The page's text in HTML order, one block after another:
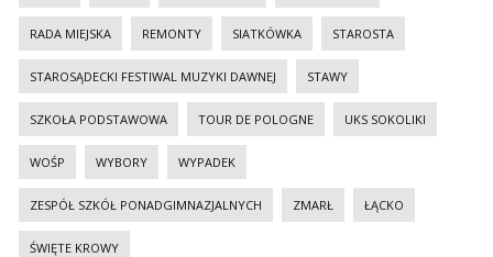
RADA MIEJSKA REMONTY SIATKÓWKA STAROSTA
STAROSĄDECKI FESTIWAL MUZYKI DAWNEJ STAWY
SZKOŁA PODSTAWOWA TOUR DE POLOGNE UKS SOKOLIKI
WOŚP WYBORY WYPADEK
ZESPÓŁ SZKÓŁ PONADGIMNAZJALNYCH ZMARŁ ŁĄCKO
ŚWIĘTE KROWY